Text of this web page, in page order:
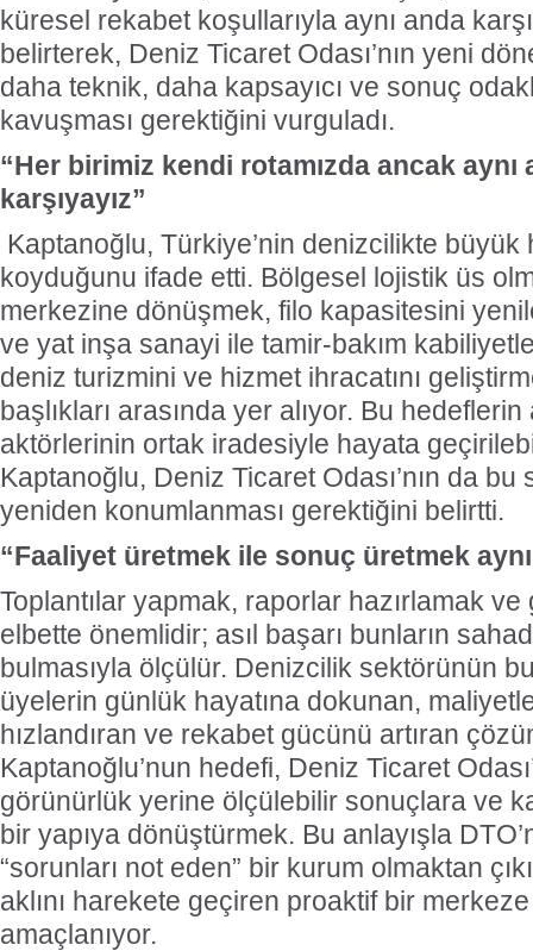
küresel rekabet koşullarıyla aynı anda
belirterek, Deniz Ticaret Odası’nın yeni
daha teknik, daha kapsayıcı ve sonuç
kavuşması gerektiğini vurguladı.
“Her birimiz kendi rotamızda ancak aynı
karşıyayız”
Kaptanoğlu, Türkiye’nin denizcilikte büyük
koyduğunu ifade etti. Bölgesel lojistik üs
merkezine dönüşmek, filo kapasitesini
ve yat inşa sanayi ile tamir-bakım
deniz turizmini ve hizmet ihracatını
başlıkları arasında yer alıyor. Bu
aktörlerinin ortak iradesiyle hayata
Kaptanoğlu, Deniz Ticaret Odası’nın da
yeniden konumlanması gerektiğini belirtti.
“Faaliyet üretmek ile sonuç üretmek
Toplantılar yapmak, raporlar hazırlamak
elbette önemlidir; asıl başarı bunların
bulmasıyla ölçülür. Denizcilik sektörünün
üyelerin günlük hayatına dokunan,
hızlandıran ve rekabet gücünü artıran
Kaptanoğlu’nun hedefi, Deniz Ticaret
görünürlük yerine ölçülebilir sonuçlara ve
bir yapıya dönüştürmek. Bu anlayışla
“sorunları not eden” bir kurum olmaktan
aklını harekete geçiren proaktif bir
amaçlanıyor.